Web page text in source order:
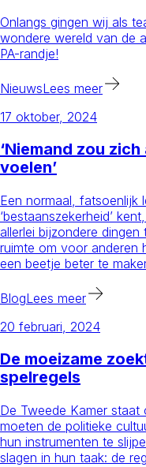
Onlangs gingen wij als
wondere wereld van de
PA-randje!
NieuwsLees meer
17 oktober, 2024
‘Niemand zou
voelen’
Een normaal, fatsoenlijk
‘bestaanszekerheid’
allerlei bijzondere
ruimte om voor anderen
een beetje beter te
BlogLees meer
20 februari, 2024
De moeizame
spelregels
De Tweede Kamer staat
moeten de politieke
hun instrumenten te
slagen in hun taak: de